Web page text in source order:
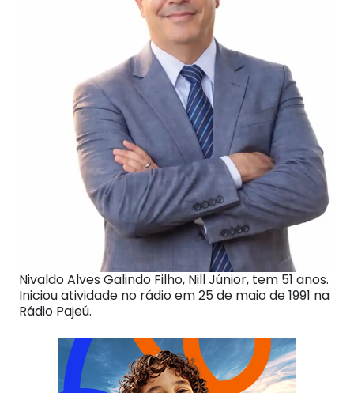
Nivaldo Alves Galindo Filho, Nill Júnior, tem 51 anos.
Iniciou atividade no rádio em 25 de maio de 1991 na
Rádio Pajeú.